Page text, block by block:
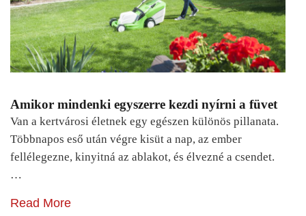
Amikor mindenki egyszerre kezdi nyírni a füvet
Van a kertvárosi életnek egy egészen különös pillanata.
Többnapos eső után végre kisüt a nap, az ember
fellélegezne, kinyitná az ablakot, és élvezné a csendet.
…
Read More